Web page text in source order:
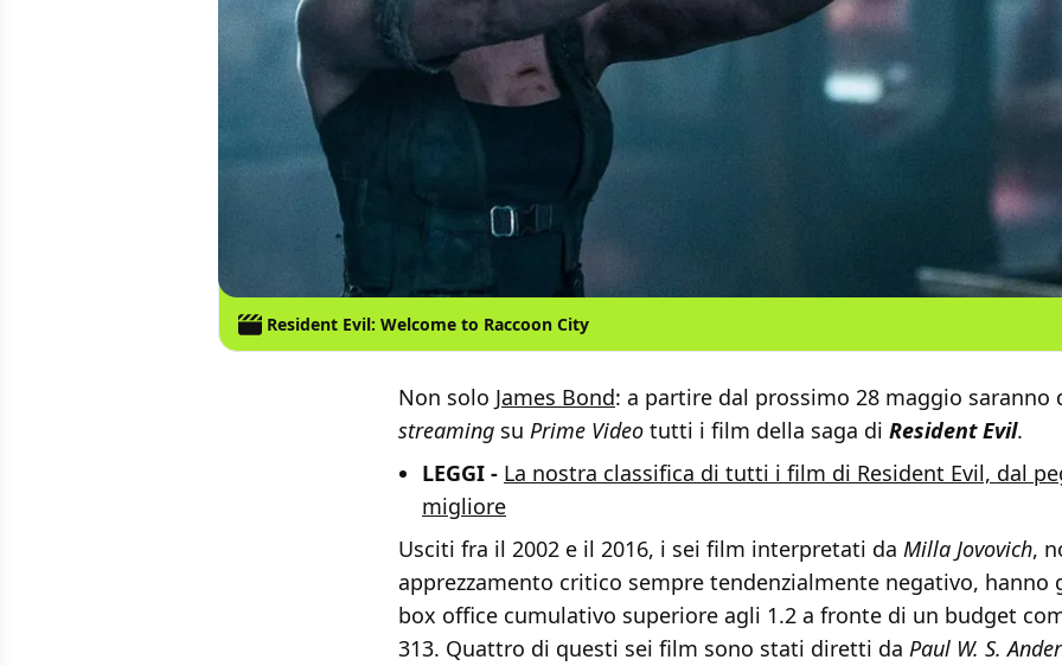
Resident Evil: Welcome to Raccoon City
Non solo James Bond: a partire dal prossimo 28 maggio saranno
streaming su Prime Video tutti i film della saga di Resident Evil.
LEGGI - La nostra classifica di tutti i film di Resident Evil, dal
migliore
Usciti fra il 2002 e il 2016, i sei film interpretati da Milla Jovovich,
apprezzamento critico sempre tendenzialmente negativo, hanno
box office cumulativo superiore agli 1.2 a fronte di un budget
313. Quattro di questi sei film sono stati diretti da Paul W. S.